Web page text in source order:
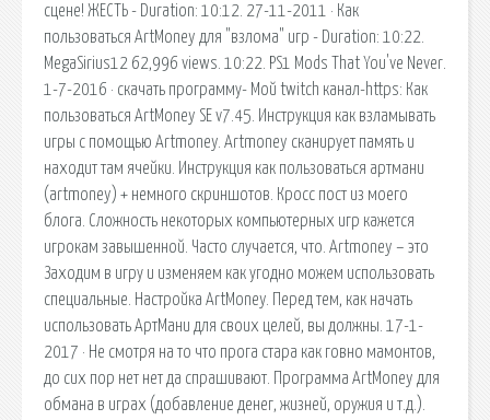
сцене! ЖЕСТЬ - Duration: 10:12. 27-11-2011 · Как
пользоваться ArtMoney для "взлома" игр - Duration: 10:22.
MegaSirius12 62,996 views. 10:22. PS1 Mods That You've Never.
1-7-2016 · скачать программу- Мой twitch канал-https: Как
пользоваться ArtMoney SE v7.45. Инструкция как взламывать
игры с помощью Artmoney. Artmoney сканирует память и
находит там ячейки. Инструкция как пользоваться артмани
(artmoney) + немного скриншотов. Кросс пост из моего
блога. Сложность некоторых компьютерных игр кажется
игрокам завышенной. Часто случается, что. Artmoney – это
Заходим в игру и изменяем как угодно можем использовать
специальные. Настройка ArtMoney. Перед тем, как начать
использовать АртМани для своих целей, вы должны. 17-1-
2017 · Не смотря на то что прога стара как говно мамонтов,
до сих пор нет нет да спрашивают. Программа ArtMoney для
обмана в играх (добавление денег, жизней, оружия и т.д.).